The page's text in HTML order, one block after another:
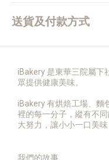
送貨及付款方式
iBakery 是東華三院屬下
眾提供健康美味。
iBakery 有烘焙工場、麵
裡的每一分子，縱有不
大努力，讓小小一口美
我們的故事